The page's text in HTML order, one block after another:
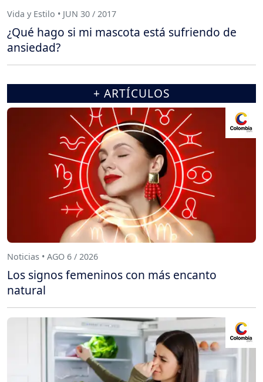
Vida y Estilo • JUN 30 / 2017
¿Qué hago si mi mascota está sufriendo de
ansiedad?
+ ARTÍCULOS
Noticias • AGO 6 / 2026
Los signos femeninos con más encanto
natural